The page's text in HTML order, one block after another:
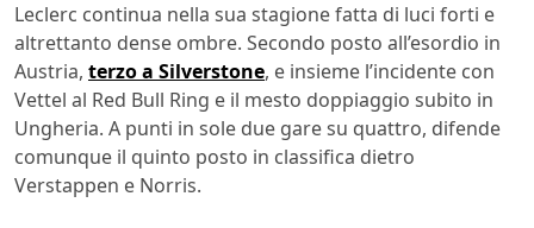
Leclerc continua nella sua stagione fatta di luci forti e
altrettanto dense ombre. Secondo posto all’esordio in
Austria, terzo a Silverstone, e insieme l’incidente con
Vettel al Red Bull Ring e il mesto doppiaggio subito in
Ungheria. A punti in sole due gare su quattro, difende
comunque il quinto posto in classifica dietro
Verstappen e Norris.